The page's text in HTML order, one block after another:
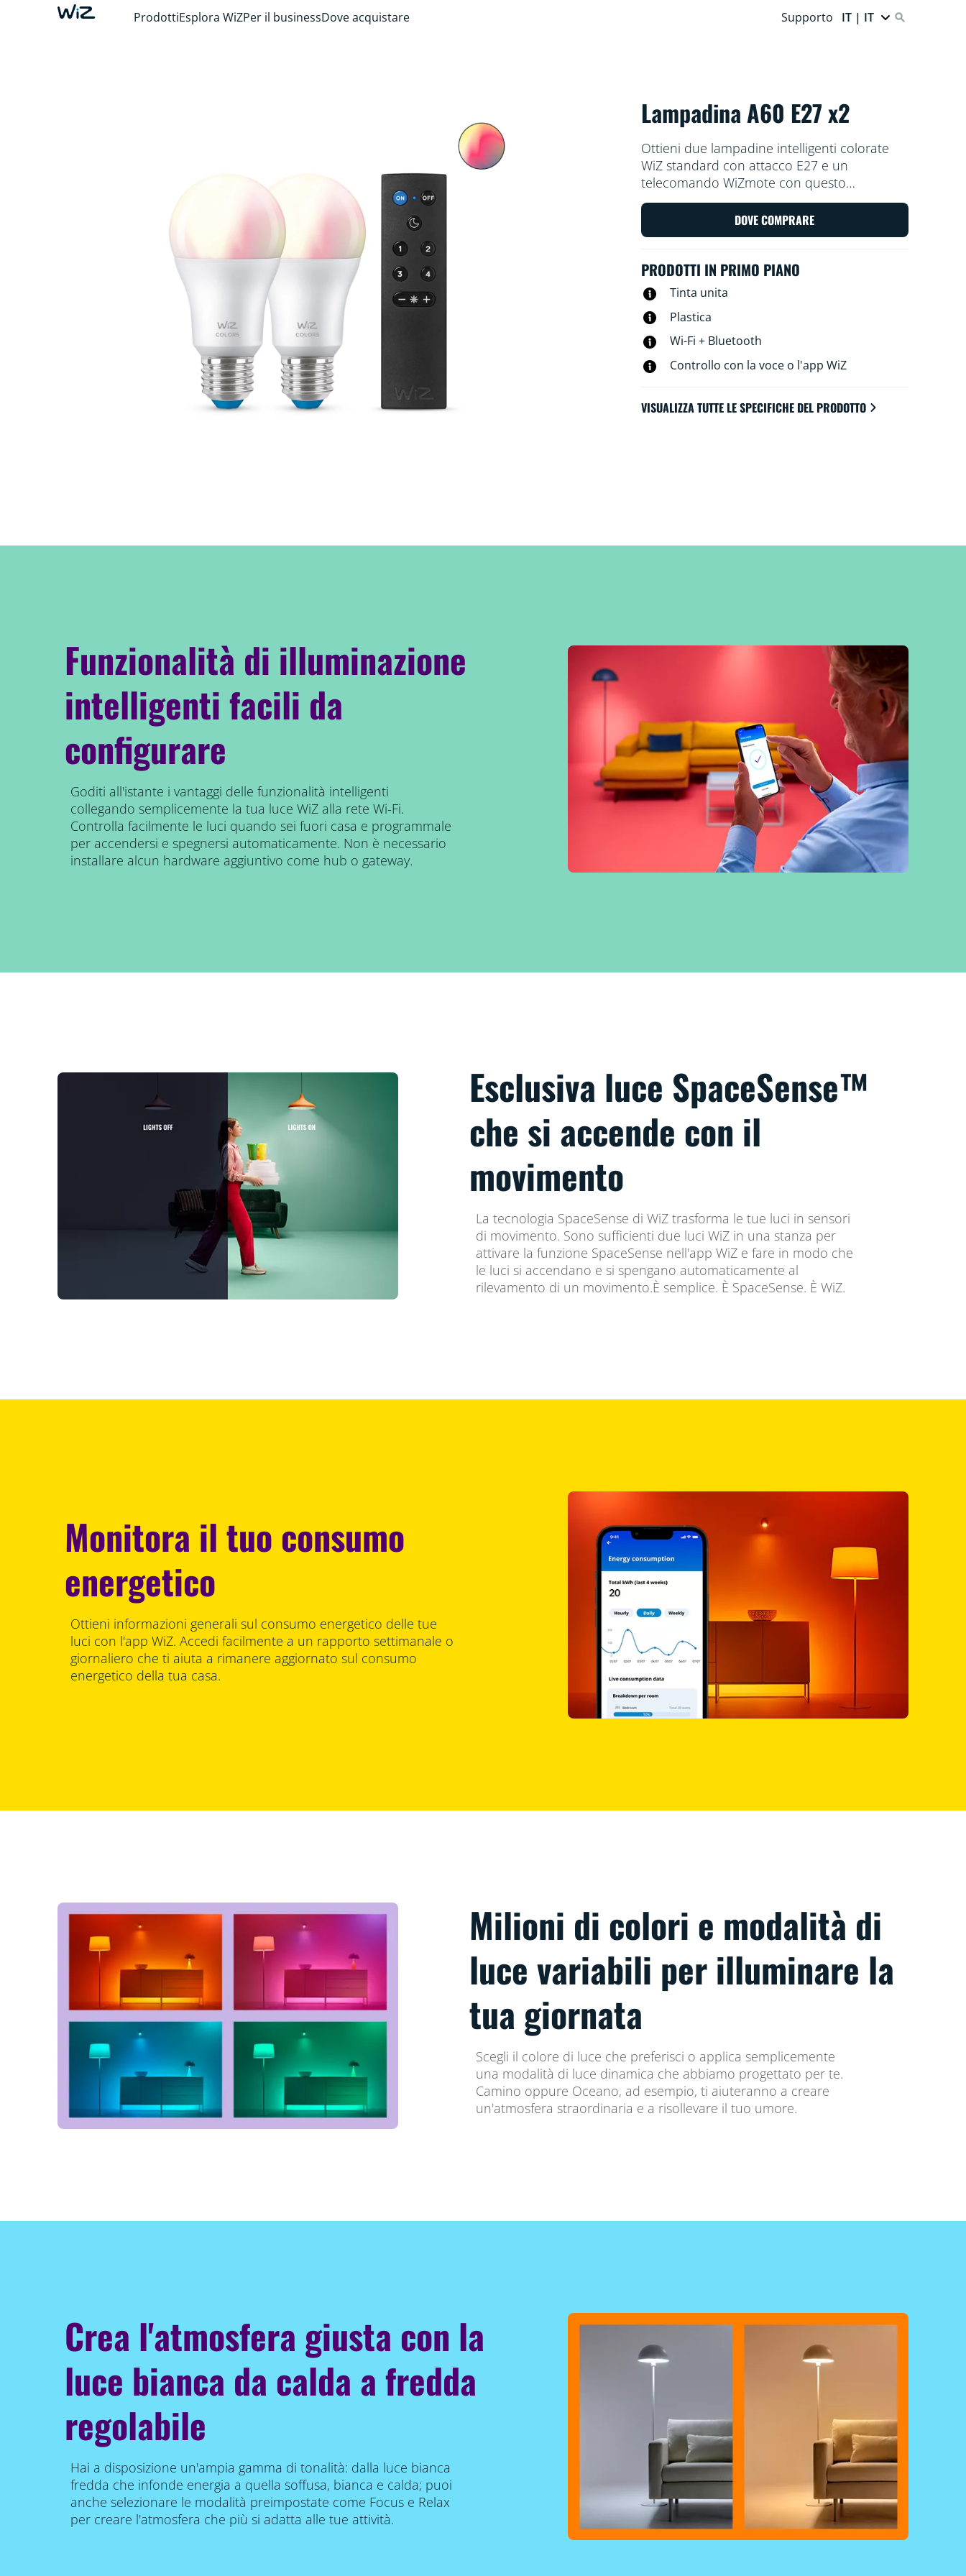
ProdottiEsplora WiZPer il businessDove acquistare Supporto IT | IT
Lampadina A60 E27 x2
Ottieni due lampadine intelligenti colorate
WiZ standard con attacco E27 e un
telecomando WiZmote con questo
pacchetto di illuminazione intelligente. Usa il
telecomando WiZmote, l'app WiZ o la tua
voce per attenuare o aumentare la
preimpostate nelle configurazioni Wi-Fi.
DOVE COMPRARE
PRODOTTI IN PRIMO PIANO
Tinta unita
Plastica
Wi-Fi + Bluetooth
Controllo con la voce o l'app WiZ
VISUALIZZA TUTTE LE SPECIFICHE DEL PRODOTTO
Funzionalità di illuminazione
intelligenti facili da
configurare
Goditi all'istante i vantaggi delle funzionalità intelligenti
collegando semplicemente la tua luce WiZ alla rete Wi-Fi.
Controlla facilmente le luci quando sei fuori casa e programmale
per accendersi e spegnersi automaticamente. Non è necessario
installare alcun hardware aggiuntivo come hub o gateway.
Esclusiva luce SpaceSense™
che si accende con il
movimento
La tecnologia SpaceSense di WiZ trasforma le tue luci in sensori
di movimento. Sono sufficienti due luci WiZ in una stanza per
attivare la funzione SpaceSense nell'app WiZ e fare in modo che
le luci si accendano e si spengano automaticamente al
rilevamento di un movimento.È semplice. È SpaceSense. È WiZ.
Monitora il tuo consumo
energetico
Ottieni informazioni generali sul consumo energetico delle tue
luci con l'app WiZ. Accedi facilmente a un rapporto settimanale o
giornaliero che ti aiuta a rimanere aggiornato sul consumo
energetico della tua casa.
Milioni di colori e modalità di
luce variabili per illuminare la
tua giornata
Scegli il colore di luce che preferisci o applica semplicemente
una modalità di luce dinamica che abbiamo progettato per te.
Camino oppure Oceano, ad esempio, ti aiuteranno a creare
un'atmosfera straordinaria e a risollevare il tuo umore.
Crea l'atmosfera giusta con la
luce bianca da calda a fredda
regolabile
Hai a disposizione un'ampia gamma di tonalità: dalla luce bianca
fredda che infonde energia a quella soffusa, bianca e calda; puoi
anche selezionare le modalità preimpostate come Focus e Relax
per creare l'atmosfera che più si adatta alle tue attività.